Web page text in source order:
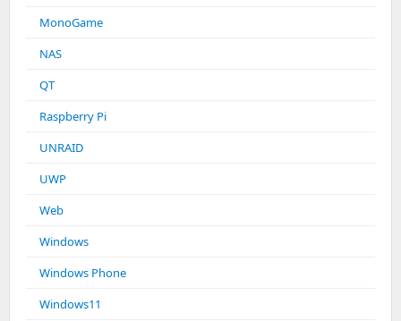
MonoGame
NAS
QT
Raspberry Pi
UNRAID
UWP
Web
Windows
Windows Phone
Windows11